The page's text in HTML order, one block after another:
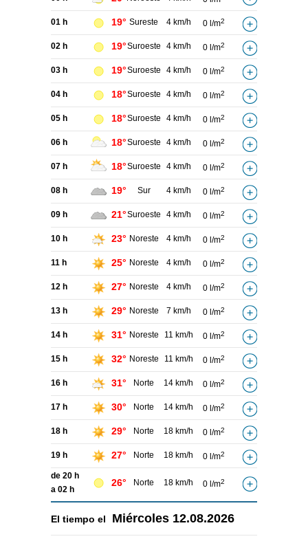
01 h 19° Sureste 4 km/h 0 l/m2
02 h 19°Suroeste 4 km/h 0 l/m2
03 h 19°Suroeste 4 km/h 0 l/m2
04 h 18°Suroeste 4 km/h 0 l/m2
05 h 18°Suroeste 4 km/h 0 l/m2
06 h 18°Suroeste 4 km/h 0 l/m2
07 h 18°Suroeste 4 km/h 0 l/m2
08 h 19° Sur 4 km/h 0 l/m2
09 h 21°Suroeste 4 km/h 0 l/m2
10 h 23° Noreste 4 km/h 0 l/m2
11 h 25° Noreste 4 km/h 0 l/m2
12 h 27° Noreste 4 km/h 0 l/m2
13 h 29° Noreste 7 km/h 0 l/m2
14 h 31° Noreste 11 km/h 0 l/m2
15 h 32° Noreste 11 km/h 0 l/m2
16 h 31° Norte 14 km/h 0 l/m2
17 h 30° Norte 14 km/h 0 l/m2
18 h 29° Norte 18 km/h 0 l/m2
19 h 27° Norte 18 km/h 0 l/m2
de 20 h
a 02 h
26° Norte 18 km/h 0 l/m2
El tiempo el Miércoles 12.08.2026